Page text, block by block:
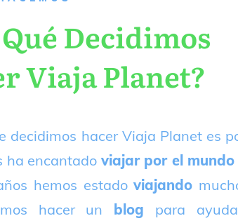
Decidimos
Viaja Planet?
decidimos hacer Viaja Planet es
ha encantado viajar por el mundo
hemos estadoviajando
hacer un blog para